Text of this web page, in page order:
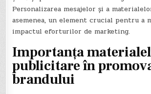
Personalizarea mesajelor și a
asemenea, un element crucial pentru a
impactul eforturilor de marketing.
Importanța
publicitare în
brandului